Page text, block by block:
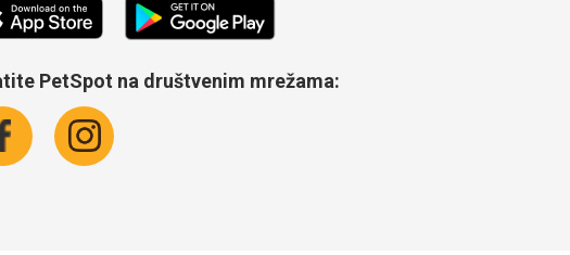
PetSpot na društvenim mrežama: